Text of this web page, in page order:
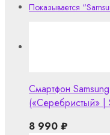
Показывается
Смартфон
(«Серебристый» |
8 990 ₽